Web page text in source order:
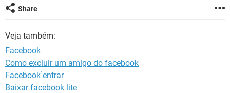
INSTAGRAM
Share
Veja também:
Facebook
Como excluir um amigo do facebook
Facebook ́entrar
Baixar facebook lite